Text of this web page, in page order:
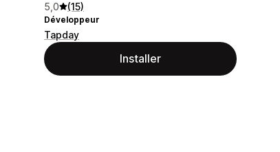
5,0 (15)
Développeur
Tapday
Installer